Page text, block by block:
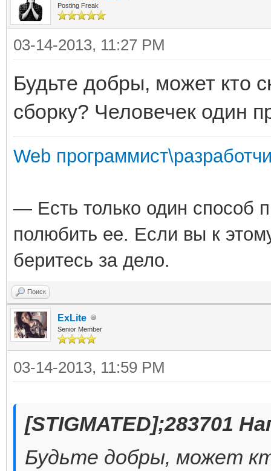
Posting Freak
03-14-2013, 11:27 PM
Будьте добры, может кто
сборку? Человечек один
Web
— Есть только один способ
полюбить ее. Если вы к
беритесь за дело.
Поиск
ExLite
Senior Member
03-14-2013, 11:59 PM
[STIGMATED];283701
Будьте добры, может